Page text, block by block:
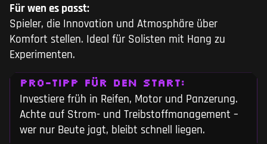
Für wen es passt:
Spieler, die Innovation und Atmosphäre über
Komfort stellen. Ideal für Solisten mit Hang zu
Experimenten.
PRO-TIPP FÜR DEN START:
Investiere früh in Reifen, Motor und Panzerung.
Achte auf Strom- und Treibstoffmanagement –
wer nur Beute jagt, bleibt schnell liegen.